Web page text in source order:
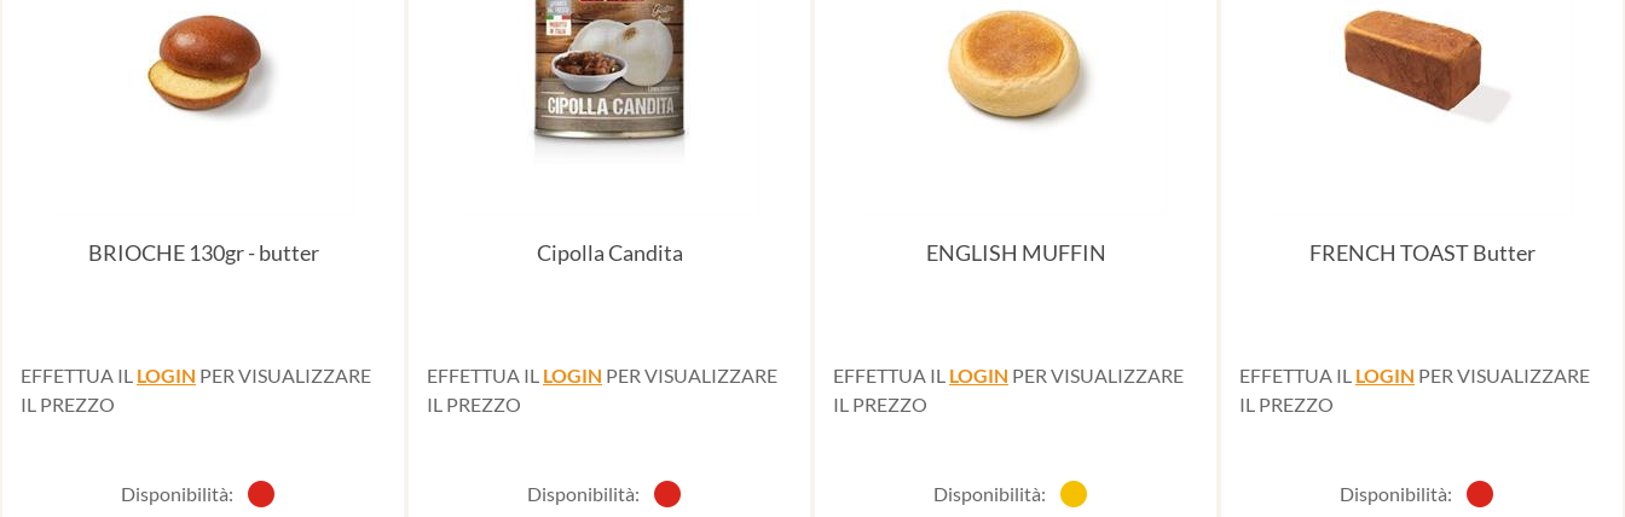
BRIOCHE 130gr - butter
EFFETTUA IL LOGIN PER VISUALIZZARE
IL PREZZO
Disponibilità:
Cipolla Candita
EFFETTUA IL LOGIN PER VISUALIZZARE
IL PREZZO
Disponibilità:
ENGLISH MUFFIN
EFFETTUA IL LOGIN PER VISUALIZZARE
IL PREZZO
Disponibilità:
FRENCH TOAST Butter
EFFETTUA IL LOGIN PER VISUALIZZARE
IL PREZZO
Disponibilità: